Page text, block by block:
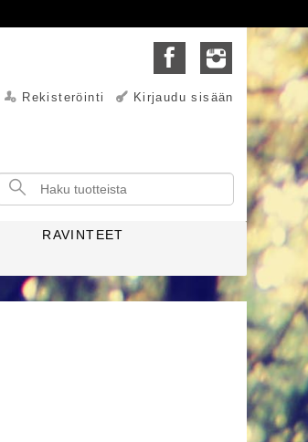
Rekisteröinti Kirjaudu sisään
RAVINTEET